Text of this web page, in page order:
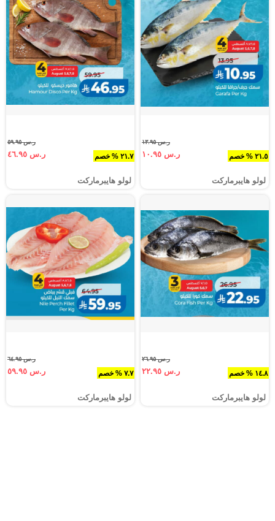
٢١.٥ % خصم
ر.س ١٣.٩٥
ر.س ١٠.٩٥
لولو هايبرماركت
٢١.٧ % خصم
ر.س ٥٩.٩٥
ر.س ٤٦.٩٥
لولو هايبرماركت
١٤.٨ % خصم
ر.س ٢٦.٩٥
ر.س ٢٢.٩٥
لولو هايبرماركت
٧.٧ % خصم
ر.س ٦٤.٩٥
ر.س ٥٩.٩٥
لولو هايبرماركت